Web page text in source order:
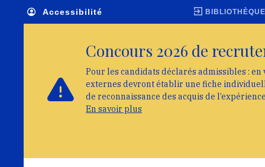
Accessibilité
Concours 2026 de
Pour les candidats déclarés admissibles : en
externes devront établir une fiche
de reconnaissance des acquis de
En savoir plus